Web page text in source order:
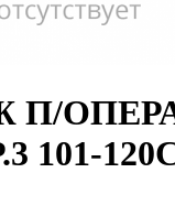
П/
101-